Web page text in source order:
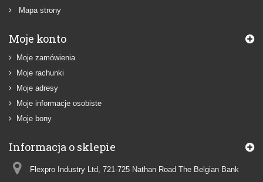
Mapa strony
Moje konto
Moje zamówienia
Moje rachunki
Moje adresy
Moje informacje osobiste
Moje bony
Informacja o sklepie
Flexpro Industry Ltd, 721-725 Nathan Road The Belgian Bank